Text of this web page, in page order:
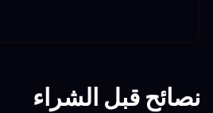
نصائح قبل الشراء